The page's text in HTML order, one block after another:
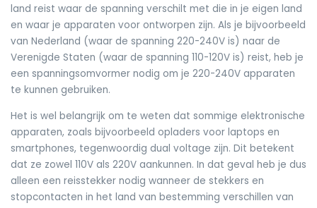
land reist waar de spanning verschilt met die in je eigen land
en waar je apparaten voor ontworpen zijn. Als je bijvoorbeeld
van Nederland (waar de spanning 220-240V is) naar de
Verenigde Staten (waar de spanning 110-120V is) reist, heb je
een spanningsomvormer nodig om je 220-240V apparaten
te kunnen gebruiken.
Het is wel belangrijk om te weten dat sommige elektronische
apparaten, zoals bijvoorbeeld opladers voor laptops en
smartphones, tegenwoordig dual voltage zijn. Dit betekent
dat ze zowel 110V als 220V aankunnen. In dat geval heb je dus
alleen een reisstekker nodig wanneer de stekkers en
stopcontacten in het land van bestemming verschillen van